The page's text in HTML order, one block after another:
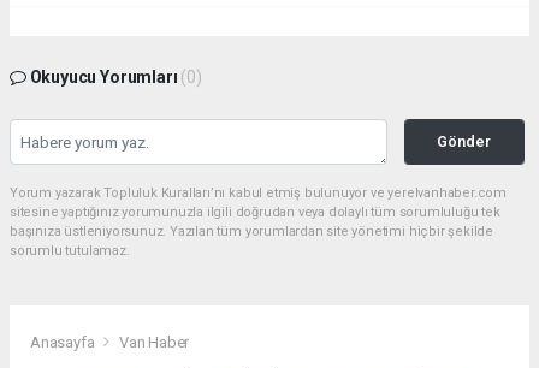
Okuyucu Yorumları (0)
Gönder
Yorum yazarak Topluluk Kuralları’nı kabul etmiş bulunuyor ve yerelvanhaber.com
sitesine yaptığınız yorumunuzla ilgili doğrudan veya dolaylı tüm sorumluluğu tek
başınıza üstleniyorsunuz. Yazılan tüm yorumlardan site yönetimi hiçbir şekilde
sorumlu tutulamaz.
Anasayfa Van Haber